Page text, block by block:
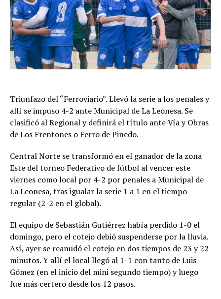
Triunfazo del “Ferroviario”. Llevó la serie a los penales y
allí se impuso 4-2 ante Municipal de La Leonesa. Se
clasificó al Regional y definirá el título ante Vía y Obras
de Los Frentones o Ferro de Pinedo.
Central Norte se transformó en el ganador de la zona
Este del torneo Federativo de fútbol al vencer este
viernes como local por 4-2 por penales a Municipal de
La Leonesa, tras igualar la serie 1 a 1 en el tiempo
regular (2-2 en el global).
El equipo de Sebastián Gutiérrez había perdido 1-0 el
domingo, pero el cotejo debió suspenderse por la lluvia.
Así, ayer se reanudó el cotejo en dos tiempos de 23 y 22
minutos. Y allí el local llegó al 1-1 con tanto de Luis
Gómez (en el inicio del mini segundo tiempo) y luego
fue más certero desde los 12 pasos.